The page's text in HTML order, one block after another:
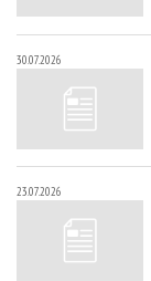
30.07.2026
23.07.2026